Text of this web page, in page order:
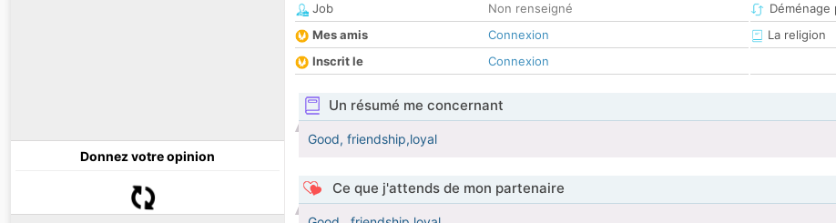
Donnez votre opinion
Job
Non renseigné
Mes amis
Connexion
Inscrit le
Connexion
Déménage
La religion
Un résumé me concernant
Good, friendship,loyal
Ce que j'attends de mon partenaire